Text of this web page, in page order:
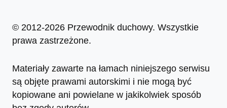
© 2012-2026 Przewodnik duchowy. Wszystkie
prawa zastrzeżone.
Materiały zawarte na łamach niniejszego serwisu
są objęte prawami autorskimi i nie mogą być
kopiowane ani powielane w jakikolwiek sposób